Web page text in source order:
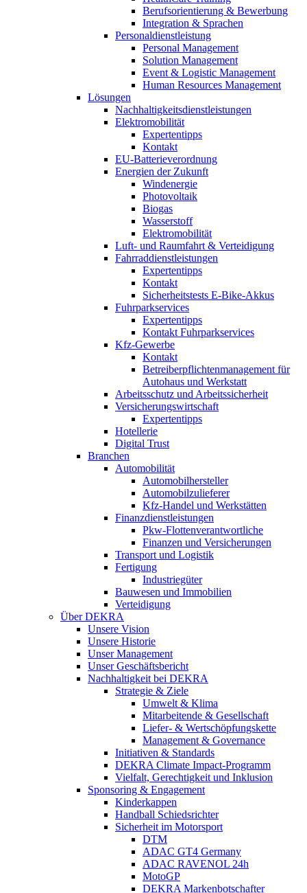
Berufsorientierung & Bewerbung
Integration & Sprachen
Personaldienstleistung
Personal Management
Solution Management
Event & Logistic Management
Human Resources Management
Lösungen
Nachhaltigkeitsdienstleistungen
Elektromobilität
Expertentipps
Kontakt
EU-Batterieverordnung
Energien der Zukunft
Windenergie
Photovoltaik
Biogas
Wasserstoff
Elektromobilität
Luft- und Raumfahrt & Verteidigung
Fahrraddienstleistungen
Expertentipps
Kontakt
Sicherheitstests E-Bike-Akkus
Fuhrparkservices
Expertentipps
Kontakt Fuhrparkservices
Kfz-Gewerbe
Kontakt
Betreiberpflichtenmanagement für
Autohaus und Werkstatt
Arbeitsschutz und Arbeitssicherheit
Versicherungswirtschaft
Expertentipps
Hotellerie
Digital Trust
Branchen
Automobilität
Automobilhersteller
Automobilzulieferer
Kfz-Handel und Werkstätten
Finanzdienstleistungen
Pkw‑Flottenverantwortliche
Finanzen und Versicherungen
Transport und Logistik
Fertigung
Industriegüter
Bauwesen und Immobilien
Verteidigung
Über DEKRA
Unsere Vision
Unsere Historie
Unser Management
Unser Geschäftsbericht
Nachhaltigkeit bei DEKRA
Strategie & Ziele
Umwelt & Klima
Mitarbeitende & Gesellschaft
Liefer- & Wertschöpfungskette
Management & Governance
Initiativen & Standards
DEKRA Climate Impact-Programm
Vielfalt, Gerechtigkeit und Inklusion​
Sponsoring & Engagement
Kinderkappen
Handball Schiedsrichter
Sicherheit im Motorsport
DTM
ADAC GT4 Germany
ADAC RAVENOL 24h
MotoGP
DEKRA Markenbotschafter